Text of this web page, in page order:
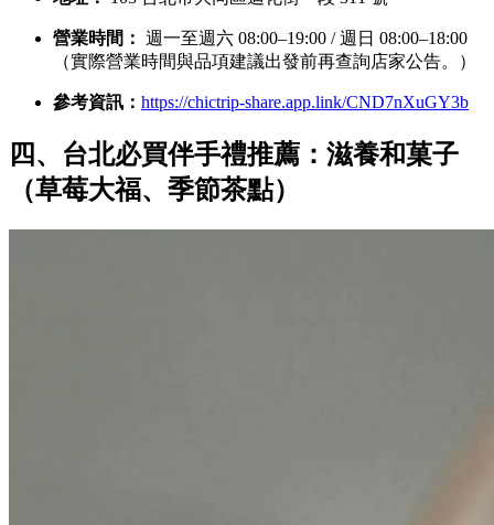
營業時間： 週一至週六 08:00–19:00 / 週日 08:00–18:00
（實際營業時間與品項建議出發前再查詢店家公告。）
參考資訊： https://chictrip-share.app.link/CND7nXuGY3b
四、台北必買伴手禮推薦：滋養和菓子
（草莓大福、季節茶點）